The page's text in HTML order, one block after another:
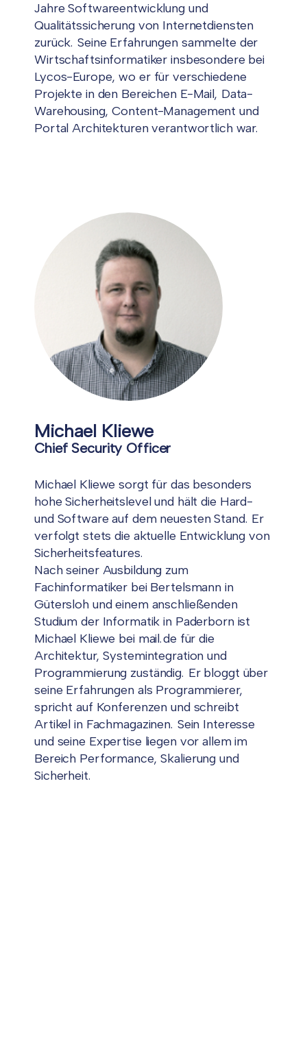
Jahre Softwareentwicklung und
Qualitätssicherung von Internetdiensten
zurück. Seine Erfahrungen sammelte der
Wirtschaftsinformatiker insbesondere bei
Lycos-Europe, wo er für verschiedene
Projekte in den Bereichen E-Mail, Data-
Warehousing, Content-Management und
Portal Architekturen verantwortlich war.
Michael Kliewe
Chief Security Officer
Michael Kliewe sorgt für das besonders
hohe Sicherheitslevel und hält die Hard-
und Software auf dem neuesten Stand. Er
verfolgt stets die aktuelle Entwicklung von
Sicherheitsfeatures.
Nach seiner Ausbildung zum
Fachinformatiker bei Bertelsmann in
Gütersloh und einem anschließenden
Studium der Informatik in Paderborn ist
Michael Kliewe bei mail.de für die
Architektur, Systemintegration und
Programmierung zuständig. Er bloggt über
seine Erfahrungen als Programmierer,
spricht auf Konferenzen und schreibt
Artikel in Fachmagazinen. Sein Interesse
und seine Expertise liegen vor allem im
Bereich Performance, Skalierung und
Sicherheit.